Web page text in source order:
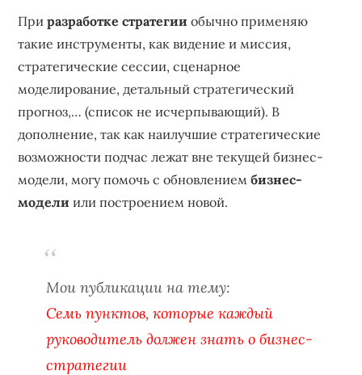
Приразработке стратегии обычно применяю
такие инструменты, как видение и миссия,
стратегические сессии, сценарное
моделирование, детальный стратегический
прогноз,… (список не исчерпывающий). В
дополнение, так как наилучшие стратегические
возможности подчас лежат вне текущей бизнес-
модели, могу помочь с обновлениембизнес-
модели или построением новой.
Мои публикации на тему:
Семь пунктов, которые каждый
руководитель должен знать о бизнес-
стратегии